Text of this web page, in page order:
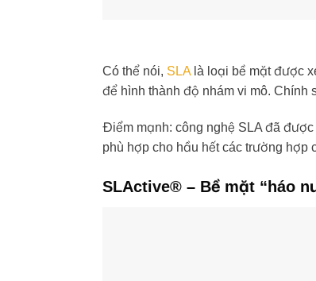
Có thể nói, SLAlà loại bề mặt được
để hình thành độ nhám vi mô. Chính
Điểm mạnh: công nghệ SLA đã
phù hợp cho hầu hết các trường hợp
SLActive® – Bề mặt “háo